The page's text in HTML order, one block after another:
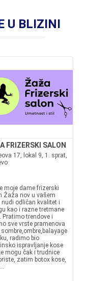
U BLIZINI
FRIZERSKI SALON
17, lokal 9, 1. sprat,
moje dame frizerski
Žaža nov u vašem
nudi odličan kvalitet i
kao i razne tretmane
Pratimo trendove i
sve vrste pramenova
sombre,ombre,balayage
radimo bio
ispravljanje kose
mogu čak i trudnice
zatim botox kose,